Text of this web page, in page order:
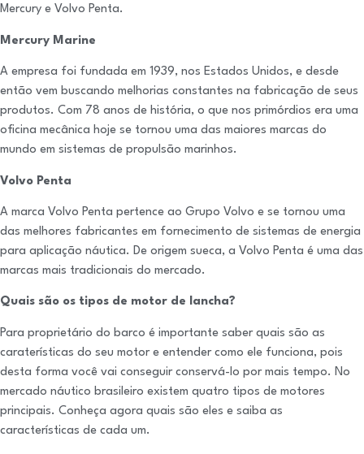
Mercury e Volvo Penta.
Mercury Marine
A empresa foi fundada em 1939, nos Estados Unidos, e desde
então vem buscando melhorias constantes na fabricação de seus
produtos. Com 78 anos de história, o que nos primórdios era uma
oficina mecânica hoje se tornou uma das maiores marcas do
mundo em sistemas de propulsão marinhos.
Volvo Penta
A marca Volvo Penta pertence ao Grupo Volvo e se tornou uma
das melhores fabricantes em fornecimento de sistemas de energia
para aplicação náutica. De origem sueca, a Volvo Penta é uma das
marcas mais tradicionais do mercado.
Quais são os tipos de motor de lancha?
Para proprietário do barco é importante saber quais são as
caraterísticas do seu motor e entender como ele funciona, pois
desta forma você vai conseguir conservá-lo por mais tempo. No
mercado náutico brasileiro existem quatro tipos de motores
principais. Conheça agora quais são eles e saiba as
características de cada um.